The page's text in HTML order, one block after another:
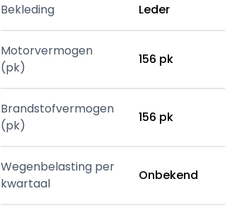
Bekleding Leder
Motorvermogen
(pk)
156 pk
Brandstofvermogen
(pk)
156 pk
Wegenbelasting per
kwartaal
Onbekend